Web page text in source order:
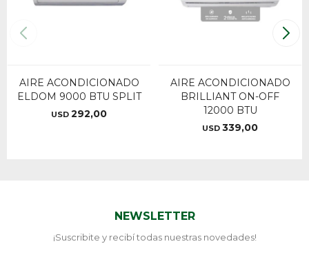
AIRE ACONDICIONADO
ELDOM 9000 BTU SPLIT
USD 292,00
AIRE ACONDICIONADO
BRILLIANT ON-OFF
12000 BTU
USD 339,00
NEWSLETTER
¡Suscribite y recibí todas nuestras novedades!